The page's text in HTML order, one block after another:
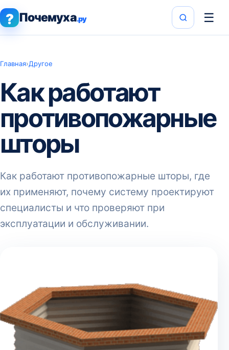
? Почемуха.ру ☰
Главная›Другое
Как работают
противопожарные
шторы
Как работают противопожарные шторы, где
их применяют, почему систему проектируют
специалисты и что проверяют при
эксплуатации и обслуживании.